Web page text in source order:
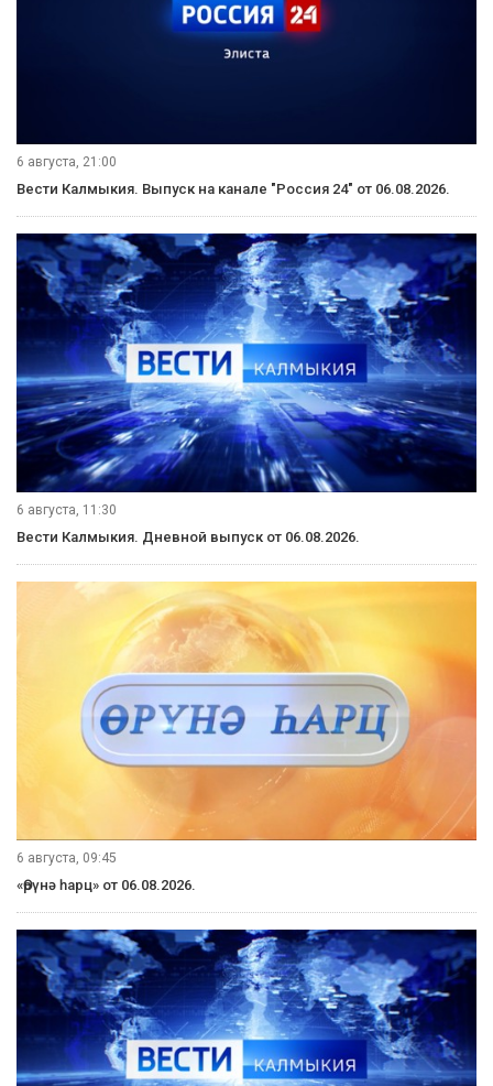
6 августа, 21:00
Вести Калмыкия. Выпуск на канале "Россия 24" от 06.08.2026.
6 августа, 11:30
Вести Калмыкия. Дневной выпуск от 06.08.2026.
6 августа, 09:45
«Өрүнә һарц» от 06.08.2026.